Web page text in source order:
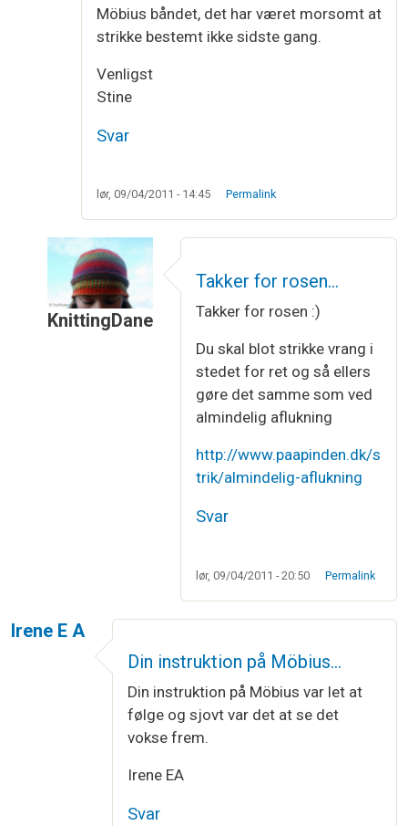
Möbius båndet, det har været morsomt at
strikke bestemt ikke sidste gang.
Venligst
Stine
Svar
lør, 09/04/2011 - 14:45 Permalink
KnittingDane
luk med vrang maskerafStine
Takker for rosen…
Takker for rosen :)
Du skal blot strikke vrang i
stedet for ret og så ellers
gøre det samme som ved
almindelig aflukning
http://www.paapinden.dk/s
trik/almindelig-aflukning
Svar
lør, 09/04/2011 - 20:50 Permalink
Irene E A
Din instruktion på Möbius…
Din instruktion på Möbius var let at
følge og sjovt var det at se det
vokse frem.
Irene EA
Svar